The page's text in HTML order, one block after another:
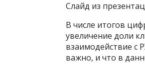
Слайд из
В числе итогов
увеличение доли
взаимодействие с
важно, и что в